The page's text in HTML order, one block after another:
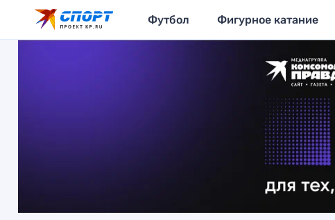
Футбол Фигурное катание